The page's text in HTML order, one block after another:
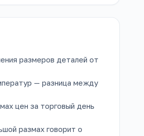
размеров деталей от
— разница между
цен за торговый день
размах говорит о